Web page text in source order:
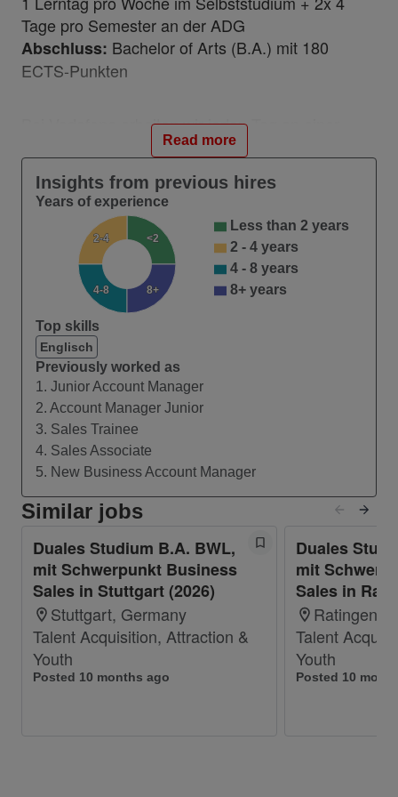
Tage pro Semester an der ADG
Abschluss: Bachelor of Arts (B.A.) mit 180
ECTS-Punkten
Bei Vodafone arbeiten wir jeden Tag an einer
besseren Zukunft. Für eine Welt, die besser
vernetzt, inklusiver und nachhaltiger ist. Denn für
uns ist Technologie nur so stark wie die
Menschen, die sie nutzen. Sei dabei und lass uns
gemeinsam die Welt von morgen gestalten.
Was Dich erwartet:
Starte mit dem optimalen Sales-
Trainingsprogramm speziell für Dich
entwickelt
Erhalte einen Durchblick bei unseren
vielfältigen Business Lösungen
Überzeuge unsere Firmenkund:innen mit von
Dir erarbeiteten Sales-Pitches
Entdecke verschiedene Vertriebsbereiche
und deren Teams und erweitere dabei Dein
Netzwerk
Dein Karriere-Start bei Vodafone:
Duales Studium ->Übernahmegarantie->
Berufseinstieg als Junior Account Manager ->
berufsbegleitender Master bei Interesse
Das hast Du Dir verdient:
1. Studienjahr: 1.242,00 € pro Monat
Read more
Insights from previous hires
Years of experience
<2
2-4
4-8 8+
Less than 2 years
2 - 4 years
4 - 8 years
8+ years
Top skills
Englisch
Previously worked as
1. Junior Account Manager
2. Account Manager Junior
3. Sales Trainee
4. Sales Associate
5. New Business Account Manager
Similar jobs
Duales Studium B.A. BWL,
mit Schwerpunkt Business
Sales in Stuttgart (2026)
Stuttgart, Germany
Talent Acquisition, Attraction &
Youth
Posted 10 months ago
Duales
mit
Sales in
Ratingen,
Talent
Youth
Posted 10